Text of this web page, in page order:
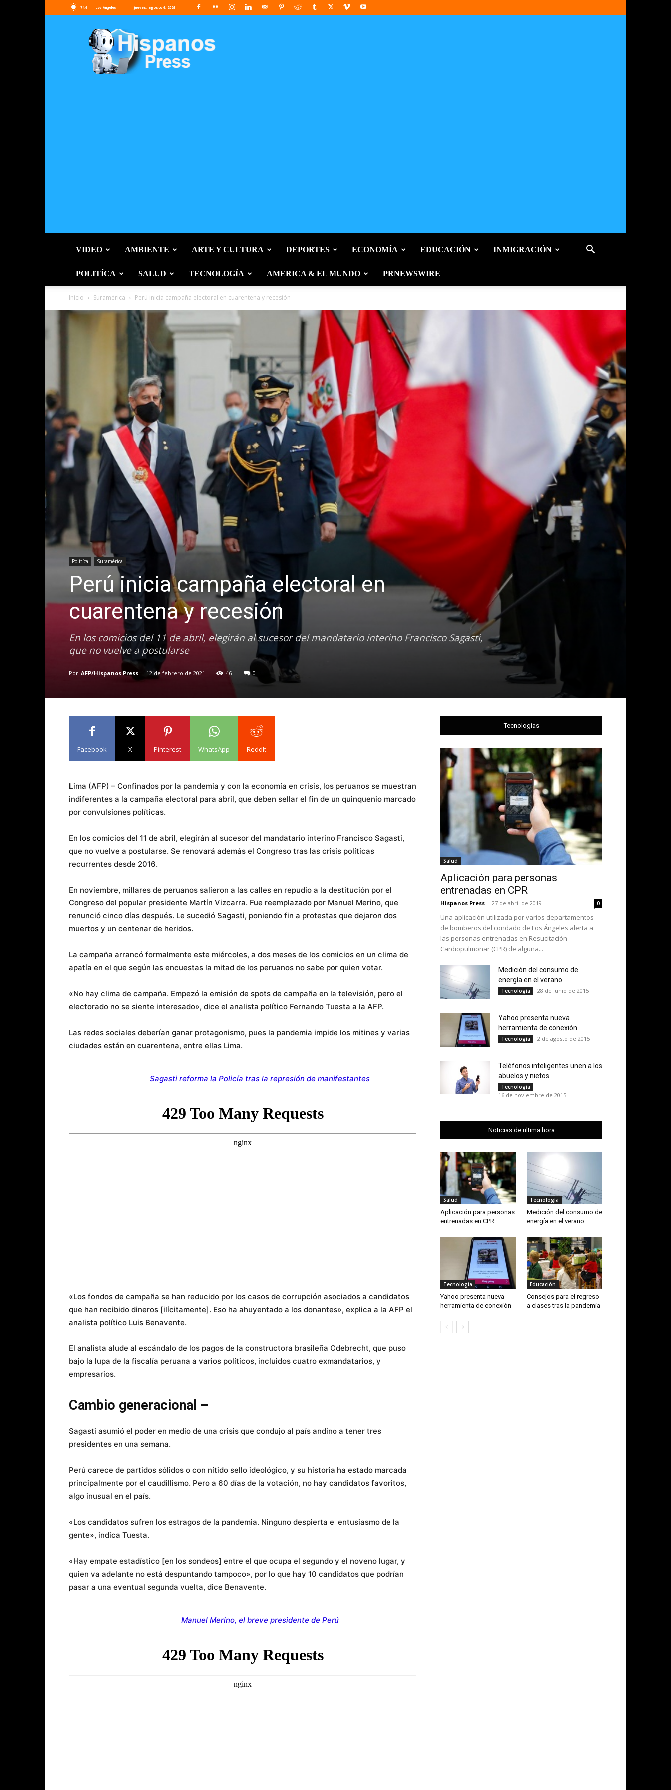
74.6
F
Los Angeles jueves, agosto 6, 2026
Press
VIDEO AMBIENTE ARTE Y CULTURA DEPORTES ECONOMÍA EDUCACIÓN INMIGRACIÓN
POLITÍCA SALUD TECNOLOGÍA AMERICA & EL MUNDO PRNEWSWIRE
Inicio Suramérica Perú inicia campaña electoral en cuarentena y recesión
Politíca Suramérica
Perú inicia campaña electoral en
cuarentena y recesión
En los comicios del 11 de abril, elegirán al sucesor del mandatario interino Francisco Sagasti,
que no vuelve a postularse
Por AFP/Hispanos Press - 12 de febrero de 2021 46 0
Facebook X Pinterest WhatsApp ReddIt
Lima (AFP) – Confinados por la pandemia y con la economía en crisis, los peruanos se muestran
indiferentes a la campaña electoral para abril, que deben sellar el fin de un quinquenio marcado
por convulsiones políticas.
En los comicios del 11 de abril, elegirán al sucesor del mandatario interino Francisco Sagasti,
que no vuelve a postularse. Se renovará además el Congreso tras las crisis políticas
recurrentes desde 2016.
En noviembre, millares de peruanos salieron a las calles en repudio a la destitución por el
Congreso del popular presidente Martín Vizcarra. Fue reemplazado por Manuel Merino, que
renunció cinco días después. Le sucedió Sagasti, poniendo fin a protestas que dejaron dos
muertos y un centenar de heridos.
La campaña arrancó formalmente este miércoles, a dos meses de los comicios en un clima de
apatía en el que según las encuestas la mitad de los peruanos no sabe por quien votar.
«No hay clima de campaña. Empezó la emisión de spots de campaña en la televisión, pero el
electorado no se siente interesado», dice el analista político Fernando Tuesta a la AFP.
Las redes sociales deberían ganar protagonismo, pues la pandemia impide los mitines y varias
ciudades están en cuarentena, entre ellas Lima.
Sagasti reforma la Policía tras la represión de manifestantes
«Los fondos de campaña se han reducido por los casos de corrupción asociados a candidatos
que han recibido dineros [ilícitamente]. Eso ha ahuyentado a los donantes», explica a la AFP el
analista político Luis Benavente.
El analista alude al escándalo de los pagos de la constructora brasileña Odebrecht, que puso
bajo la lupa de la fiscalía peruana a varios políticos, incluidos cuatro exmandatarios, y
empresarios.
Cambio generacional –
Sagasti asumió el poder en medio de una crisis que condujo al país andino a tener tres
presidentes en una semana.
Perú carece de partidos sólidos o con nítido sello ideológico, y su historia ha estado marcada
principalmente por el caudillismo. Pero a 60 días de la votación, no hay candidatos favoritos,
algo inusual en el país.
«Los candidatos sufren los estragos de la pandemia. Ninguno despierta el entusiasmo de la
gente», indica Tuesta.
«Hay empate estadístico [en los sondeos] entre el que ocupa el segundo y el noveno lugar, y
quien va adelante no está despuntando tampoco», por lo que hay 10 candidatos que podrían
pasar a una eventual segunda vuelta, dice Benavente.
Manuel Merino, el breve presidente de Perú
Tecnologias
Salud
Aplicación para personas
entrenadas en CPR
Hispanos Press - 27 de abril de 2019 0
Una aplicación utilizada por varios departamentos
de bomberos del condado de Los Ángeles alerta a
las personas entrenadas en Resucitación
Cardiopulmonar (CPR) de alguna...
Medición del consumo de
energía en el verano
Tecnología 28 de junio de 2015
Yahoo presenta nueva
herramienta de conexión
Tecnología 2 de agosto de 2015
Teléfonos inteligentes unen a los
abuelos y nietos
Tecnología
16 de noviembre de 2015
Noticias de ultima hora
Salud
Aplicación para personas
entrenadas en CPR
Tecnología
Medición del consumo de
energía en el verano
Tecnología
Yahoo presenta nueva
herramienta de conexión
Educación
Consejos para el regreso
a clases tras la pandemia